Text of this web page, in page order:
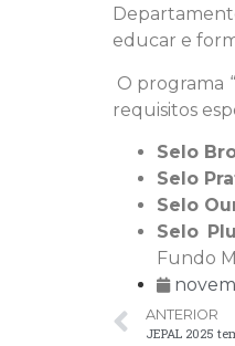
educar e
O programa
requisitos
Selo
Selo
Selo
Selo
Fundo
ANTERIOR
JEPAL 2025